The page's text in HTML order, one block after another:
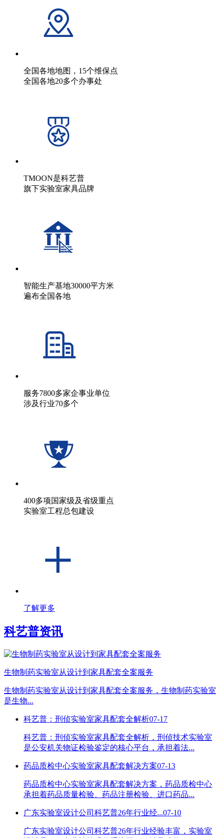
全国各地地图，15个维保点
全国各地20多个办事处
TMOON是科艺普
旗下实验室家具品牌
智能生产基地30000平方米
遍布全国各地
服务7800多家企事业单位
涉及行业70多个
400多项国家级及省级重点
实验室工程总包建设
了解更多
科艺普资讯
生物制药实验室从设计到家具配套全案服务
生物制药实验室从设计到家具配套全案服务，生物制药实验室
是生物...
科艺普：刑侦实验室家具配套全解析07-17
科艺普：刑侦实验室家具配套全解析，刑侦技术实验室
是公安机关物证检验鉴定的核心平台，承担着法...
药品质检中心实验室家具配套解决方案07-13
药品质检中心实验室家具配套解决方案，药品质检中心
承担着药品质量检验、药品注册检验、进口药品...
广东实验室设计公司科艺普26年行业经...07-10
广东实验室设计公司科艺普26年行业经验丰富，实验室